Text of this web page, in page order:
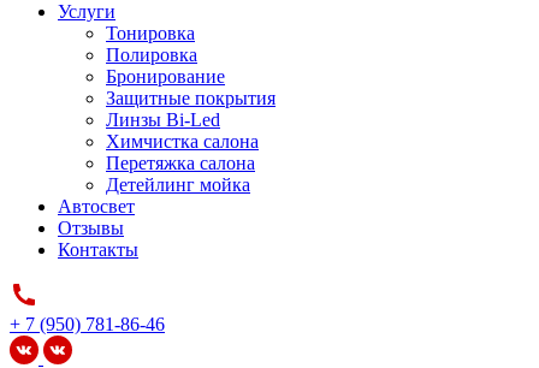
Услуги
Тонировка
Полировка
Бронирование
Защитные покрытия
Линзы Bi-Led
Химчистка салона
Перетяжка салона
Детейлинг мойка
Автосвет
Отзывы
Контакты
+ 7 (950) 781-86-46